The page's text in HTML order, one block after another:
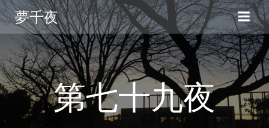
コ
ン
テ
ン
ツ
へ
ス
キ
夢千夜
第七十九夜